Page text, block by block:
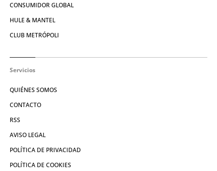
CONSUMIDOR GLOBAL
HULE & MANTEL
CLUB METRÓPOLI
Servicios
QUIÉNES SOMOS
CONTACTO
RSS
AVISO LEGAL
POLÍTICA DE PRIVACIDAD
POLÍTICA DE COOKIES